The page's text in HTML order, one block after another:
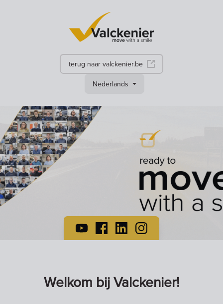
terug naar valckenier.be
Nederlands
Welkom bij Valckenier!